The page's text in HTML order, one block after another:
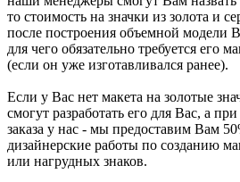
то стоимость на значки из золота и
после построения объемной модели
для чего обязательно требуется его
(если он уже изготавливался ранее).
Если у Вас нет макета на золотые
смогут разработать его для Вас, а
заказа у нас - мы предоставим Вам
дизайнерские работы по созданию
или нагрудных знаков.